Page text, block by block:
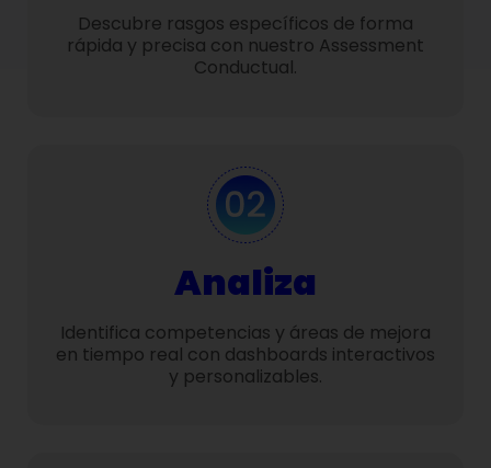
Descubre rasgos específicos de forma
rápida y precisa con nuestro Assessment
Conductual.
Analiza
Identifica competencias y áreas de mejora
en tiempo real con dashboards interactivos
y personalizables.